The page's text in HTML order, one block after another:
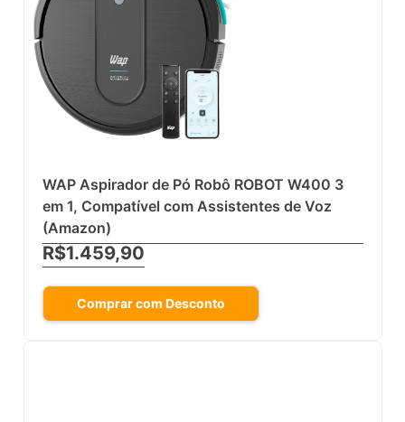
WAP Aspirador de Pó Robô ROBOT W400 3
em 1, Compatível com Assistentes de Voz
(Amazon)
R$1.459,90